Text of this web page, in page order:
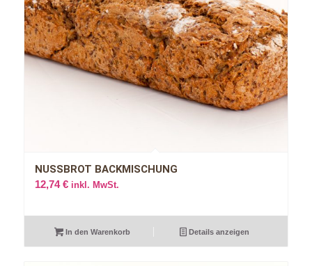
NUSSBROT BACKMISCHUNG
12,74€ inkl. MwSt.
In den Warenkorb Details anzeigen